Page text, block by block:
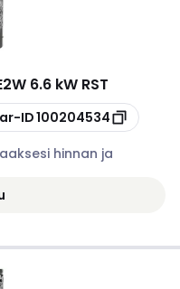
6.6 kW RST
ID100204534
hinnan ja